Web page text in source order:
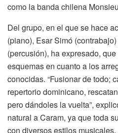
como la banda chilena
Del grupo, en el que se hace
(piano), Esar Simó
(percusión), ha expresado,
esquemas en cuanto a los
conocidas. “Fusionar de todo;
repertorio dominicano,
pero dándoles la vuelta”,
natural a Caram, ya que toda
con diversos estilos musicales.